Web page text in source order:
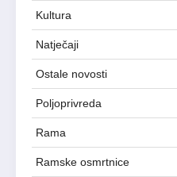
Kultura
Natječaji
Ostale novosti
Poljoprivreda
Rama
Ramske osmrtnice